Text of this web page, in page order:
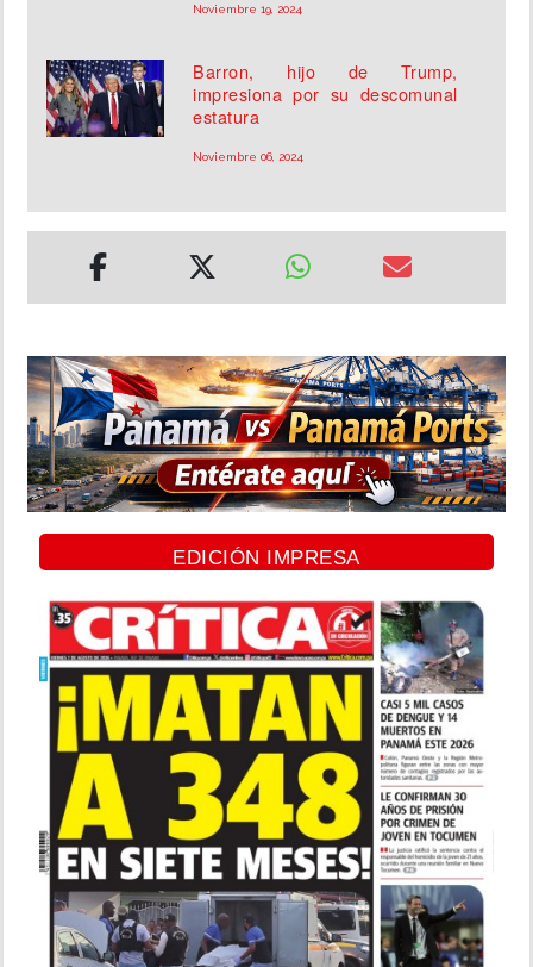
Noviembre 19, 2024
Barron, hijo de Trump,
impresiona por su descomunal
estatura
Noviembre 06, 2024
EDICIÓN IMPRESA